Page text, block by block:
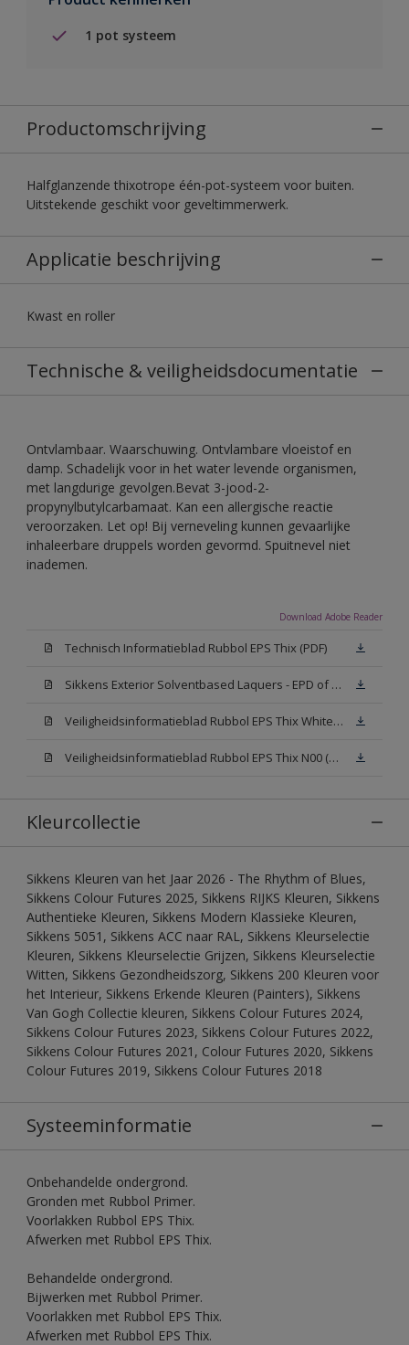
1 pot systeem
Productomschrijving
Halfglanzende thixotrope één-pot-systeem voor buiten.
Uitstekende geschikt voor geveltimmerwerk.
Applicatie beschrijving
Kwast en roller
Technische & veiligheidsdocumentatie
Ontvlambaar. Waarschuwing. Ontvlambare vloeistof en
damp. Schadelijk voor in het water levende organismen,
met langdurige gevolgen.Bevat 3-jood-2-
propynylbutylcarbamaat. Kan een allergische reactie
veroorzaken. Let op! Bij verneveling kunnen gevaarlijke
inhaleerbare druppels worden gevormd. Spuitnevel niet
inademen.
Download Adobe Reader
Technisch Informatieblad Rubbol EPS Thix (PDF)
Sikkens Exterior Solventbased Laquers - EPD of Milieuproductverklaring
Veiligheidsinformatieblad Rubbol EPS Thix White W05 (MSDS)
Veiligheidsinformatieblad Rubbol EPS Thix N00 (MSDS)
Kleurcollectie
Sikkens Kleuren van het Jaar 2026 - The Rhythm of Blues,
Sikkens Colour Futures 2025, Sikkens RIJKS Kleuren, Sikkens
Authentieke Kleuren, Sikkens Modern Klassieke Kleuren,
Sikkens 5051, Sikkens ACC naar RAL, Sikkens Kleurselectie
Kleuren, Sikkens Kleurselectie Grijzen, Sikkens Kleurselectie
Witten, Sikkens Gezondheidszorg, Sikkens 200 Kleuren voor
het Interieur, Sikkens Erkende Kleuren (Painters), Sikkens
Van Gogh Collectie kleuren, Sikkens Colour Futures 2024,
Sikkens Colour Futures 2023, Sikkens Colour Futures 2022,
Sikkens Colour Futures 2021, Colour Futures 2020, Sikkens
Colour Futures 2019, Sikkens Colour Futures 2018
Systeeminformatie
Onbehandelde ondergrond.
Gronden met Rubbol Primer.
Voorlakken Rubbol EPS Thix.
Afwerken met Rubbol EPS Thix.
Behandelde ondergrond.
Bijwerken met Rubbol Primer.
Voorlakken met Rubbol EPS Thix.
Afwerken met Rubbol EPS Thix.